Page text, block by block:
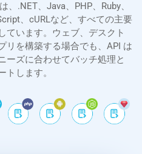
.NET、Java、PHP、Ruby、
、cURLなど、すべての主要
ています。ウェブ、デスクト
リを構築する場合でも、API は
ーズに合わせてバッチ処理と
します。